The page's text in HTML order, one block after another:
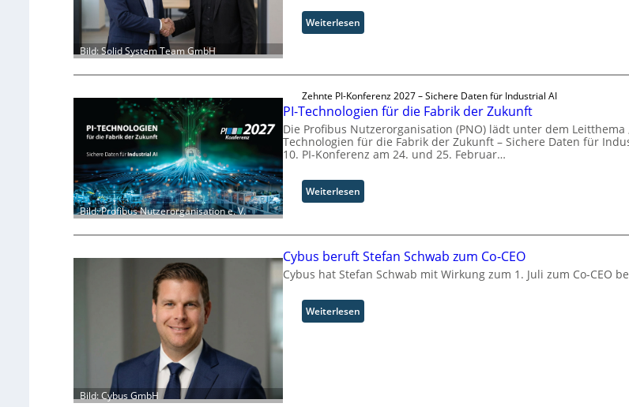
i
n
g
w
ä
c
h
w
i
e
r
Bild: Solid System Team GmbH
Weiterlesen
S
d
S
y
s
t
T
a
t
r
t
Bild: Profibus Nutzerorganisation e. V.
Zehnte PI-Konferenz 2027 – Sichere Daten für Industrial AI
PI-Technologien für die Fabrik der Zukunft
Die Profibus Nutzerorganisation (PNO) lädt unter dem Leitthema
Technologien für die Fabrik der Zukunft – Sichere Daten für
10. PI-Konferenz am 24. und 25. Februar…
Weiterlesen
P
-
T
e
c
o
Bild: Cybus GmbH
Cybus beruft Stefan Schwab zum Co-CEO
Cybus hat Stefan Schwab mit Wirkung zum 1. Juli zum Co-CEO
Weiterlesen
C